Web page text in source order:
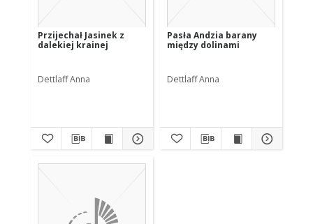
Przijechał Jasinek z
dalekiej krainej
Dettlaff Anna
Pasła Andzia barany
między dolinami
Dettlaff Anna